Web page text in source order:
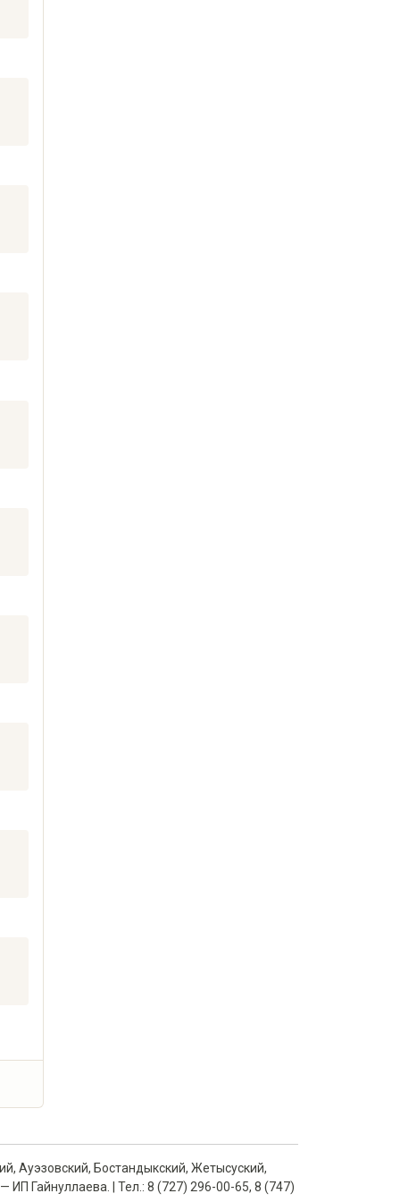
Ауэзовский, Бостандыкский, Жетысуский,
ИП Гайнуллаева. | Тел.: 8 (727) 296-00-65, 8 (747)